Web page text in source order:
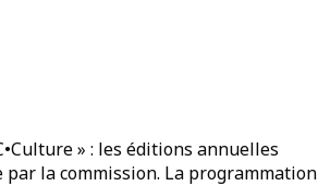
» : les éditions annuelles
la commission. La programmation